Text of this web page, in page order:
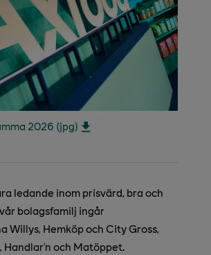
2026 (jpg)
ledande inom prisvärd, bra och
bolagsfamilj ingår
Willys, Hemköp och City Gross,
Handlar’n och Matöppet.